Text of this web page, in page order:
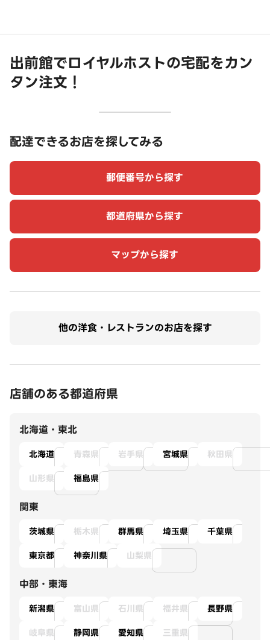
出前館でロイヤルホストの宅配をカン
タン注文！
配達できるお店を探してみる
郵便番号から探す
都道府県から探す
マップから探す
他の洋食・レストランのお店を探す
店舗のある都道府県
北海道・東北
北海道 青森県 岩手県 宮城県
秋田県
山形県
福島県
関東
茨城県 栃木県 群馬県 埼玉県
千葉県
東京都
神奈川県 山梨県
中部・東海
新潟県 富山県 石川県 福井県
長野県
岐阜県
静岡県 愛知県 三重県